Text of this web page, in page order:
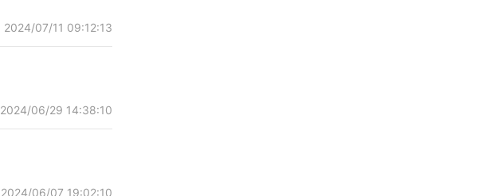
2024/07/11 09:12:13
2024/06/29 14:38:10
2024/06/07 19:02:10